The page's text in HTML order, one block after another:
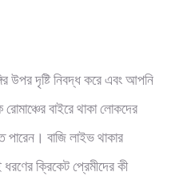
উপর দৃষ্টি নিবদ্ধ করে এবং আপনি
বাইরে থাকা লোকদের
পারেন। বাজি লাইভ থাকার
ক্রিকেট প্রেমীদের কী